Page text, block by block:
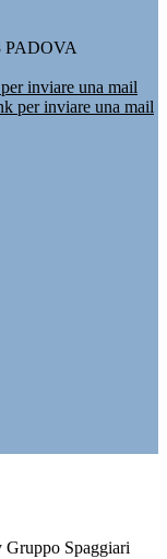
PADOVA
inviare una mail
per inviare una mail
Gruppo Spaggiari